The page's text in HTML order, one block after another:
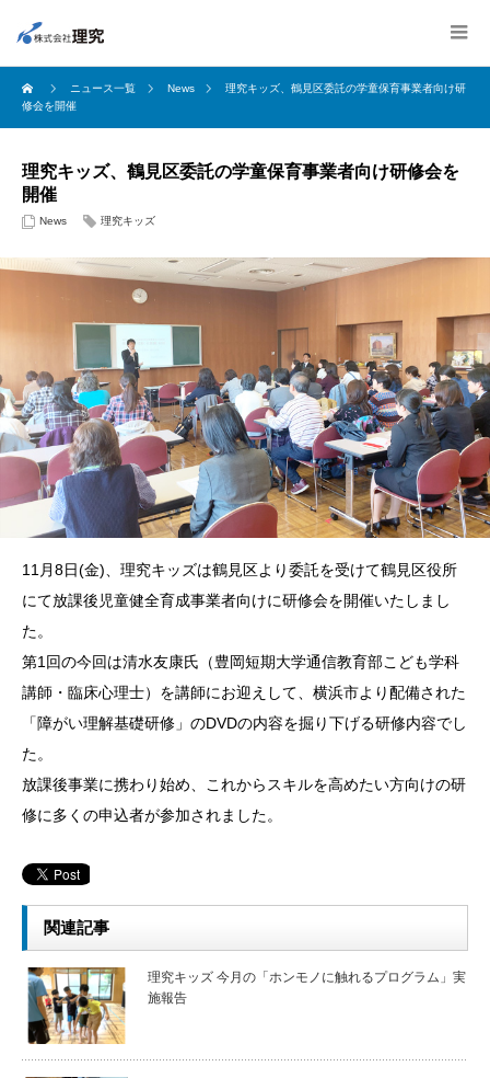
ニュース一覧 News
理究キッズ、鶴見区委託の学童保育事業者向け研
修会を開催
理究キッズ、鶴見区委託の学童保育事業者向け研修会を
開催
News 理究キッズ
11月8日(金)、理究キッズは鶴見区より委託を受けて鶴見区役所
にて放課後児童健全育成事業者向けに研修会を開催いたしまし
た。
第1回の今回は清水友康氏（豊岡短期大学通信教育部こども学科
講師・臨床心理士）を講師にお迎えして、横浜市より配備された
「障がい理解基礎研修」のDVDの内容を掘り下げる研修内容でし
た。
放課後事業に携わり始め、これからスキルを高めたい方向けの研
修に多くの申込者が参加されました。
関連記事
理究キッズ 今月の「ホンモノに触れるプログラム」実
施報告